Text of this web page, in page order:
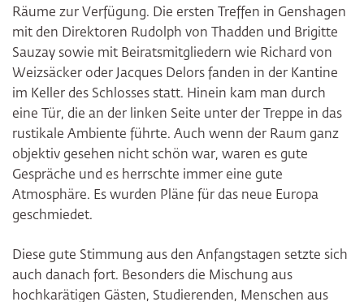
Räume zur Verfügung. Die ersten Treffen in Genshagen
mit den Direktoren Rudolph von Thadden und Brigitte
Sauzay sowie mit Beiratsmitgliedern wie Richard von
Weizsäcker oder Jacques Delors fanden in der Kantine
im Keller des Schlosses statt. Hinein kam man durch
eine Tür, die an der linken Seite unter der Treppe in das
rustikale Ambiente führte. Auch wenn der Raum ganz
objektiv gesehen nicht schön war, waren es gute
Gespräche und es herrschte immer eine gute
Atmosphäre. Es wurden Pläne für das neue Europa
geschmiedet.
Diese gute Stimmung aus den Anfangstagen setzte sich
auch danach fort. Besonders die Mischung aus
hochkarätigen Gästen, Studierenden, Menschen aus